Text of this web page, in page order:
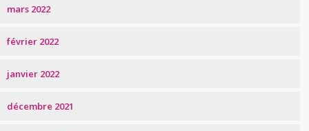
mars 2022
février 2022
janvier 2022
décembre 2021